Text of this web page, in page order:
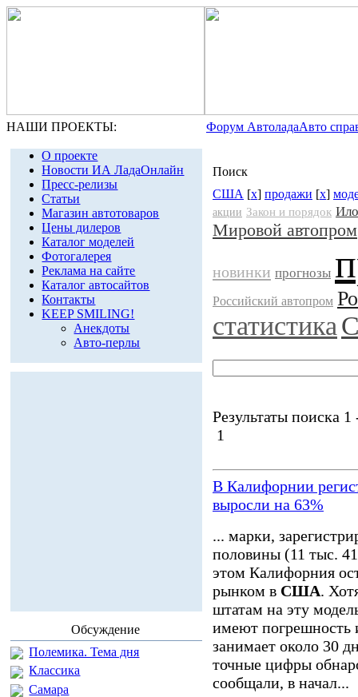
НАШИ ПРОЕКТЫ: Форум АвтоладаАвто
О проекте
Новости ИА ЛадаОнлайн
Пресс-релизы
Статьи
Магазин автотоваров
Цены дилеров
Каталог моделей
Фотогалерея
Реклама на сайте
Каталог автосайтов
Контакты
KEEP SMILING!
Анекдоты
Авто-перлы
Обсуждение
Полемика. Тема дня
Классика
Самара
Поиск
США [x] продажи [x]
акции Закон и порядок
Мировой автопром
новинки прогнозы
Российский автопром
статистика
Результаты поиска 1
1
В Калифорнии
выросли на 63%
... марки,
половины (11 тыс.
этом Калифорния
рынком в США.
штатам на эту
имеют погрешность
занимает около 30
точные цифры
сообщали, в начал...